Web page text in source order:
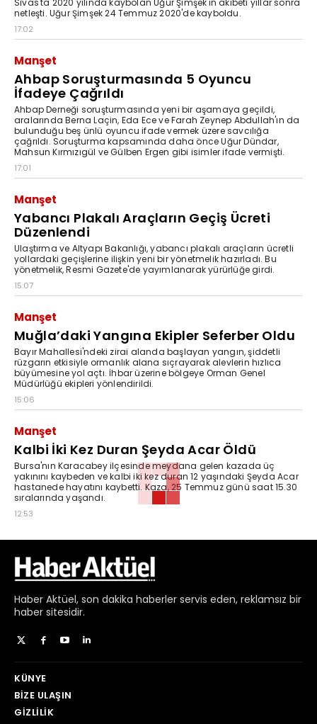
Sivas'ta 2020 yılında kaybolan Uğur Şimşek'in akıbeti yıllar sonra
netleşti. Uğur Şimşek 24 Temmuz 2020'de kayboldu.
17:02
Manşet
Ahbap Soruşturmasında 5 Oyuncu
İfadeye Çağrıldı
Ahbap Derneği soruşturmasında yeni bir aşamaya geçildi,
aralarında Berna Laçin, Eda Ece ve Farah Zeynep Abdullah'ın da
bulunduğu beş ünlü oyuncu ifade vermek üzere savcılığa
çağrıldı. Soruşturma kapsamında daha önce Uğur Dündar,
Mahsun Kırmızıgül ve Gülben Ergen gibi isimler ifade vermişti.
17:01
Manşet
Yabancı Plakalı Araçların Geçiş Ücreti
Düzenlendi
Ulaştırma ve Altyapı Bakanlığı, yabancı plakalı araçların ücretli
yollardaki geçişlerine ilişkin yeni bir yönetmelik hazırladı. Bu
yönetmelik, Resmi Gazete'de yayımlanarak yürürlüğe girdi.
15:07
Manşet
Muğla’daki Yangına Ekipler Seferber Oldu
Bayır Mahallesi'ndeki zirai alanda başlayan yangın, şiddetli
rüzgarın etkisiyle ormanlık alana sıçrayarak alevlerin hızlıca
büyümesine yol açtı. İhbar üzerine bölgeye Orman Genel
Müdürlüğü ekipleri yönlendirildi.
15:06
Manşet
Kalbi İki Kez Duran Şeyda Acar Öldü
Bursa'nın Karacabey ilçesinde meydana gelen kazada üç
yakınını kaybeden ve kalbi iki kez duran 12 yaşındaki Şeyda Acar
hastanede hayatını kaybetti. Kaza, 25 Temmuz günü saat 15.30
sıralarında yaşandı.
12:53
Haber Aktüel, son dakika haberler servis eden, reklamsız bir
haber sitesidir.
KÜNYE
BIZE ULAŞIN
GIZLILIK